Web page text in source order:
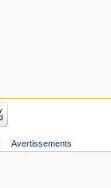
Avertissements